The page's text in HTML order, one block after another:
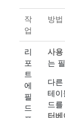
작
업
방법
리
포
트
에
필
드
사용
는
다
테이
드
터베